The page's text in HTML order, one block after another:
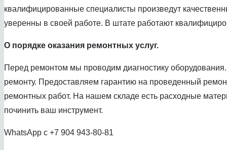
квалифицированные специалисты произведут
уверенны в своей работе. В штате работают
О порядке оказания ремонтных услуг.
Перед ремонтом мы проводим диагностику
ремонту. Предоставляем гарантию на проведенный
ремонтных работ. На нашем складе есть расходные
починить ваш инструмент.
WhatsApp с +7 904 943-80-81